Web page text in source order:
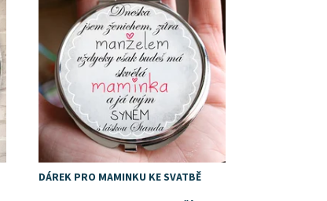
DÁREK PRO MAMINKU KE SVATBĚ